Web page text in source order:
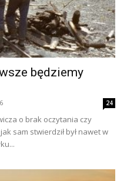
będziemy
24
o brak oczytania czy
sam stwierdził był nawet w